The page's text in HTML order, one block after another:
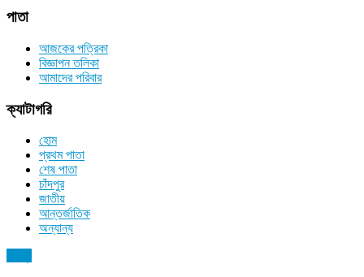
পাতা
আজকের পত্রিকা
বিজ্ঞাপন তলিকা
আমাদের পরিবার
ক্যাটাগরি
হোম
প্রথম পাতা
শেষ পাতা
চাঁদপুর
জাতীয়
আন্তর্জাতিক
অন্যান্য